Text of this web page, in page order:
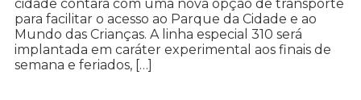
cidade contará com uma nova opção de transporte
para facilitar o acesso ao Parque da Cidade e ao
Mundo das Crianças. A linha especial 310 será
implantada em caráter experimental aos finais de
semana e feriados, […]